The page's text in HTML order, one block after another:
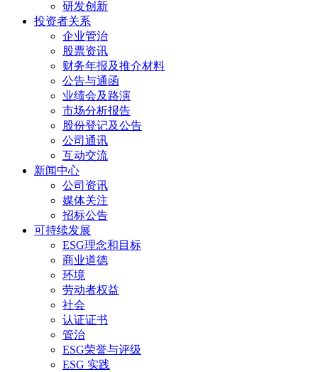
研发创新
投资者关系
企业管治
股票资讯
财务年报及推介材料
公告与通函
业绩会及路演
市场分析报告
股份登记及公告
公司通讯
互动交流
新闻中心
公司资讯
媒体关注
招标公告
可持续发展
ESG理念和目标
商业道德
环境
劳动者权益
社会
认证证书
管治
ESG荣誉与评级
ESG 实践